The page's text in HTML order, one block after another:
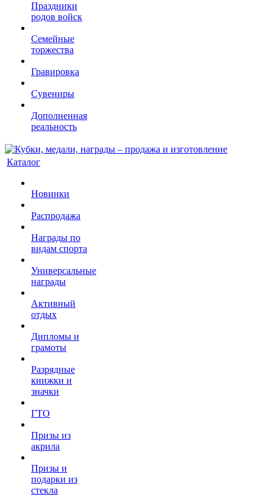
Праздники
родов войск
Семейные
торжества
Гравировка
Сувениры
Дополненная
реальность
Каталог
Новинки
Распродажа
Награды по
видам спорта
Универсальные
награды
Активный
отдых
Дипломы и
грамоты
Разрядные
книжки и
значки
ГТО
Призы из
акрила
Призы и
подарки из
стекла